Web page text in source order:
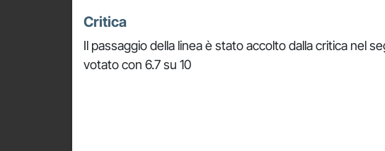
Critica
Il passaggio della linea è stato accolto dalla critica nel
votato con 6.7 su 10